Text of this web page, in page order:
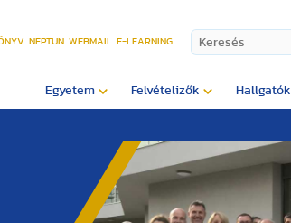
NEPTUN WEBMAIL E-LEARNING
Egyetem Felvételizők Hallgatók